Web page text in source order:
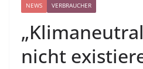
NEWS VERBRAUCHER
nicht